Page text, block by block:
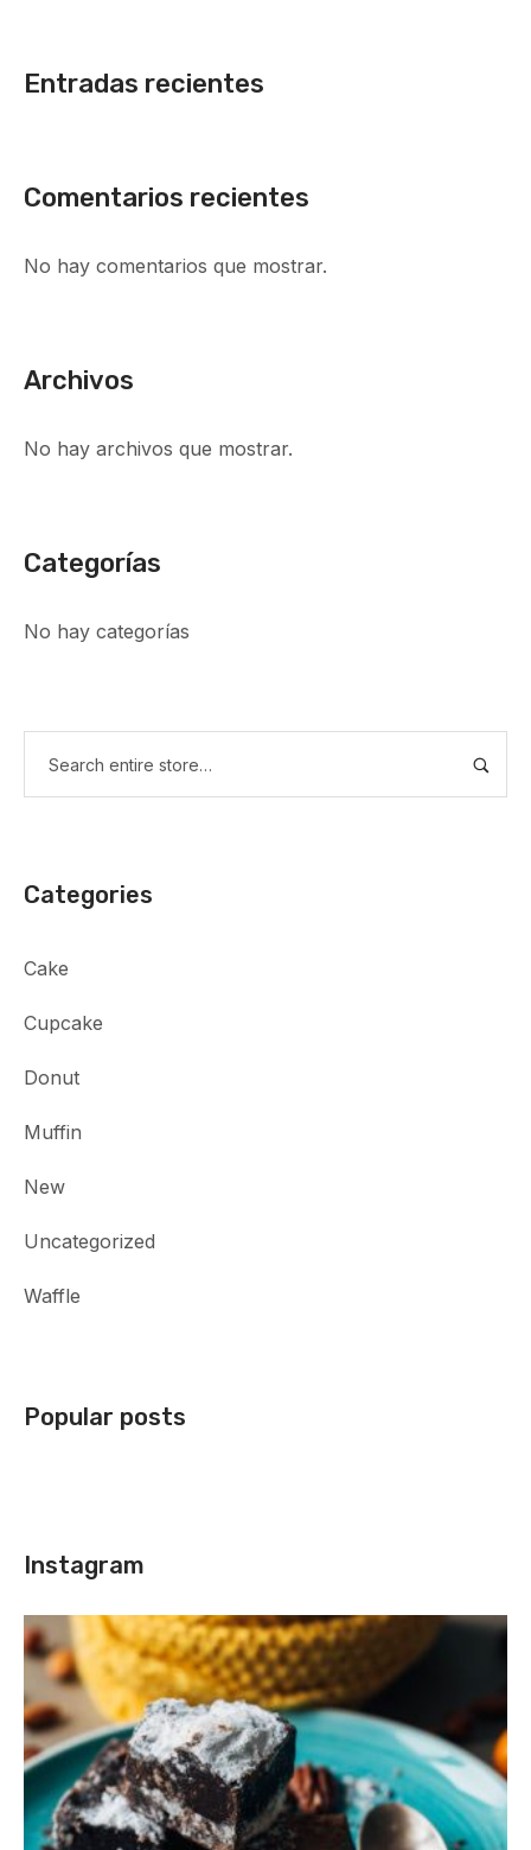
Entradas recientes
Comentarios recientes
No hay comentarios que mostrar.
Archivos
No hay archivos que mostrar.
Categorías
No hay categorías
Categories
Cake
Cupcake
Donut
Muffin
New
Uncategorized
Waffle
Popular posts
Instagram